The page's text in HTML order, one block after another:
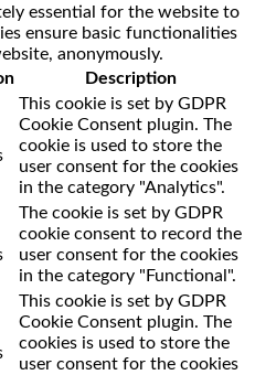
essential for the website to
ensure basic functionalities
anonymously.
Description
This cookie is set by GDPR
Cookie Consent plugin. The
cookie is used to store the
user consent for the cookies
in the category "Analytics".
The cookie is set by GDPR
cookie consent to record the
user consent for the cookies
in the category "Functional".
This cookie is set by GDPR
Cookie Consent plugin. The
cookies is used to store the
user consent for the cookies